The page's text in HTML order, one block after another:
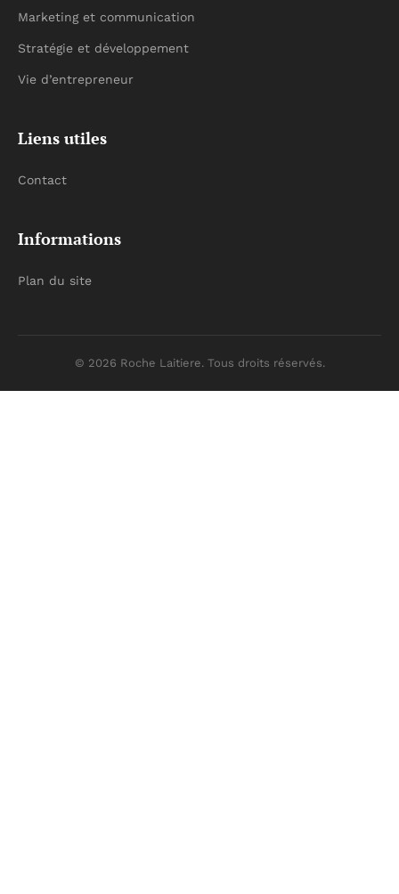
Marketing et communication
Stratégie et développement
Vie d’entrepreneur
Liens utiles
Contact
Informations
Plan du site
© 2026 Roche Laitiere. Tous droits réservés.